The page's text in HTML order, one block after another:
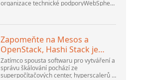
organizace technické podporyWebSphere
PlatformsListopad 2005 SG2...
Zapomeňte na Mesos a
OpenStack, Hashi Stack je
nová další platforma
Zatímco spousta softwaru pro vytváření a
správu škálování pochází ze
superpočítačových center, hyperscalerů a